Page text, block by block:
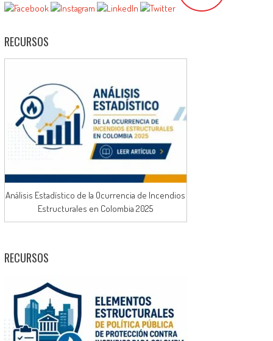
RECURSOS
Análisis Estadístico de la Ocurrencia de Incendios
Estructurales en Colombia 2025
RECURSOS